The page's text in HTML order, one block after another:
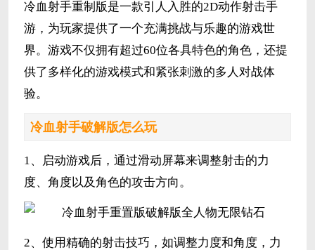
冷血射手重制版是一款引人入胜的2D动作射击手
游，为玩家提供了一个充满挑战与乐趣的游戏世
界。游戏不仅拥有超过60位各具特色的角色，还提
供了多样化的游戏模式和紧张刺激的多人对战体
验。
冷血射手破解版怎么玩
1、启动游戏后，通过滑动屏幕来调整射击的力
度、角度以及角色的攻击方向。
2、使用精确的射击技巧，如调整力度和角度，力